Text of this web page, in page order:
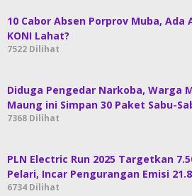
10 Cabor Absen Porprov Muba, Ada
KONI Lahat?
7522 Dilihat
Diduga Pengedar Narkoba, Warga
Maung ini Simpan 30 Paket Sabu-
7368 Dilihat
PLN Electric Run 2025 Targetkan
Pelari, Incar Pengurangan Emisi
6734 Dilihat